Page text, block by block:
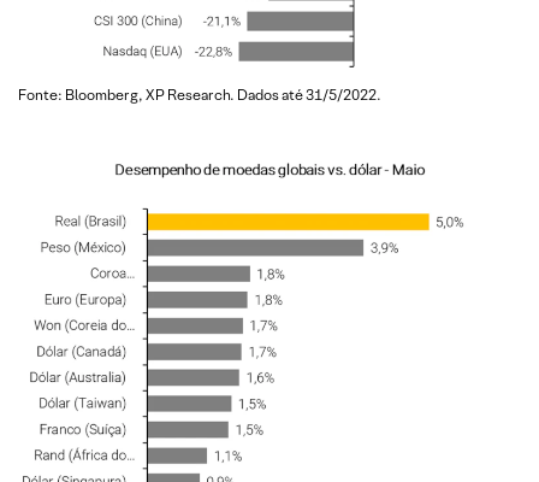
Fonte: Bloomberg, XP Research. Dados até 31/5/2022.